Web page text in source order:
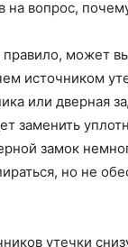
на вопрос,
может
источником
или дверная
заменить
замок
но не
утечки